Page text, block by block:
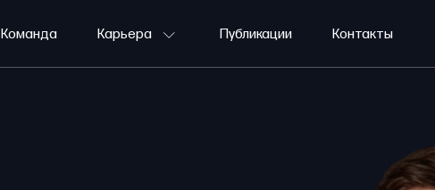
Команда Карьера Публикации Контакты